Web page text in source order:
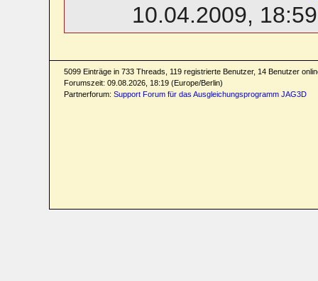
10.04.2009, 18:59
5099 Einträge in 733 Threads, 119 registrierte Benutzer, 14 Benutzer
Forumszeit: 09.08.2026, 18:19 (Europe/Berlin)
Partnerforum: Support Forum für das Ausgleichungsprogramm JAG3D